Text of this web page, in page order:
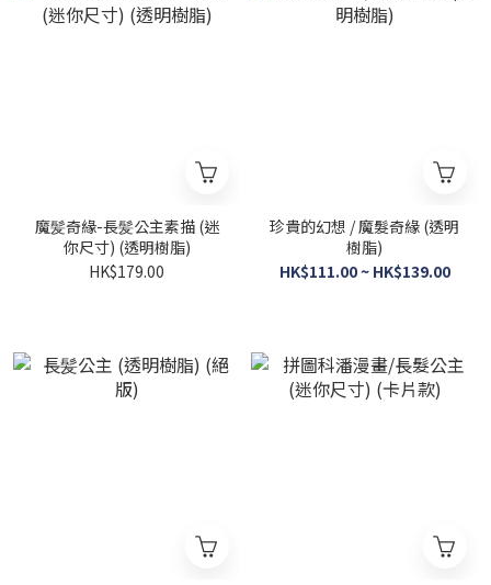
魔髪奇緣-長髪公主素描 (迷
你尺寸) (透明樹脂)
HK$179.00
珍貴的幻想 / 魔髮奇緣 (透明
樹脂)
HK$111.00 ~ HK$139.00